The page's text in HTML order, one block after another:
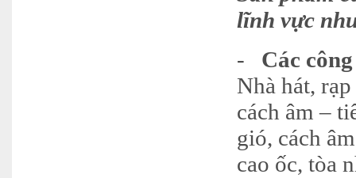
lĩnh vực
-
Các
Nhà hát,
cách âm –
gió, cách
cao ốc, tòa